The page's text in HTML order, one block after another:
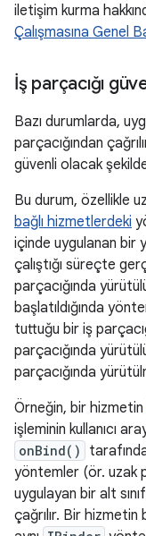
iletişim kurma
Çalışmasına Genel
İş parçacığı
Bazı durumlarda,
parçacığından
güvenli olacak şekilde
Bu durum, özellikle
bağlı hizmetlerdeki
içinde uygulanan bir
çalıştığı süreçte
parçacığında
başlatıldığında
tuttuğu bir iş
parçacığında
parçacığında
Örneğin, bir hizmetin
işleminin kullanıcı
onBind()
yöntemler (ör. uzak
uygulayan bir alt
çağrılır. Bir